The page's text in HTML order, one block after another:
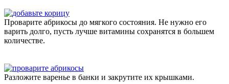
Проварите абрикосы до мягкого состояния. Не нужно его
варить долго, пусть лучше витамины сохранятся в большем
количестве.
Разложите варенье в банки и закрутите их крышками.